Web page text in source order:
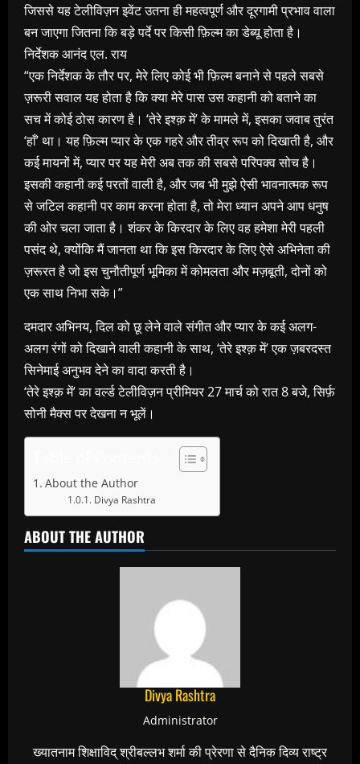
जिससे यह टेलीविज़न इवेंट उतना ही महत्वपूर्ण और दूरगामी प्रभाव वाला
बन जाएगा जितना कि बड़े पर्दे पर किसी फ़िल्म का डेब्यू होता है।
निर्देशक आनंद एल. राय
“एक निर्देशक के तौर पर, मेरे लिए कोई भी फ़िल्म बनाने से पहले सबसे
ज़रूरी सवाल यह होता है कि क्या मेरे पास उस कहानी को बताने का
सच में कोई ठोस कारण है। ‘तेरे इश्क़ में’ के मामले में, इसका जवाब तुरंत
‘हाँ’ था। यह फ़िल्म प्यार के एक गहरे और तीव्र रूप को दिखाती है, और
कई मायनों में, प्यार पर यह मेरी अब तक की सबसे परिपक्व सोच है।
इसकी कहानी कई परतों वाली है, और जब भी मुझे ऐसी भावनात्मक रूप
से जटिल कहानी पर काम करना होता है, तो मेरा ध्यान अपने आप धनुष
की ओर चला जाता है। शंकर के किरदार के लिए वह हमेशा मेरी पहली
पसंद थे, क्योंकि मैं जानता था कि इस किरदार के लिए ऐसे अभिनेता की
ज़रूरत है जो इस चुनौतीपूर्ण भूमिका में कोमलता और मज़बूती, दोनों को
एक साथ निभा सके।”
दमदार अभिनय, दिल को छू लेने वाले संगीत और प्यार के कई अलग-
अलग रंगों को दिखाने वाली कहानी के साथ, ‘तेरे इश्क़ में’ एक ज़बरदस्त
सिनेमाई अनुभव देने का वादा करती है।
‘तेरे इश्क़ में’ का वर्ल्ड टेलीविज़न प्रीमियर 27 मार्च को रात 8 बजे, सिर्फ़
सोनी मैक्स पर देखना न भूलें।
About the Author
Divya Rashtra
ABOUT THE AUTHOR
Divya Rashtra
Administrator
ख्यातनाम शिक्षाविद् श्रीबल्लभ शर्मा की प्रेरणा से दैनिक दिव्य राष्ट्र